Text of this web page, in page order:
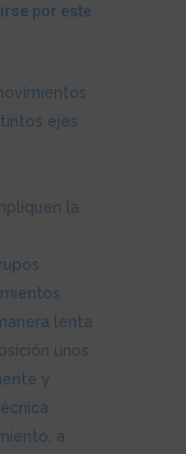
por este
ejes
la
lenta
unos
y
a